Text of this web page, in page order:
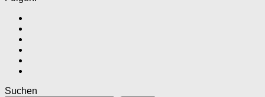
Suchen